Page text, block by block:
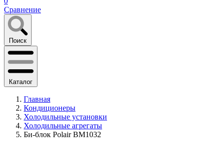
Сравнение
Поиск
Каталог
Главная
Кондиционеры
Холодильные установки
Холодильные агрегаты
Би-блок Polair BM1032